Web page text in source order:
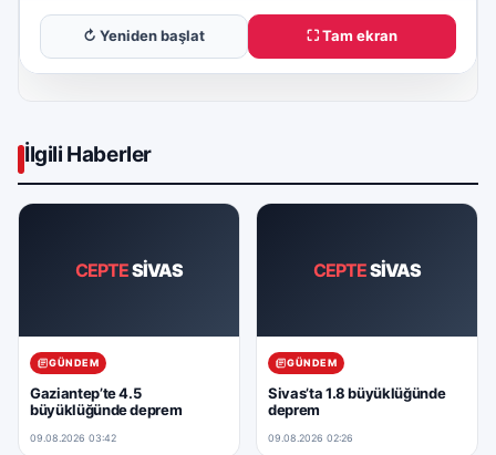
↻ Yeniden başlat ⛶ Tam ekran
İlgili Haberler
CEPTESİVAS
GÜNDEM
Gaziantep’te 4.5
büyüklüğünde deprem
09.08.2026 03:42
CEPTESİVAS
GÜNDEM
Sivas’ta 1.8 büyüklüğünde
deprem
09.08.2026 02:26